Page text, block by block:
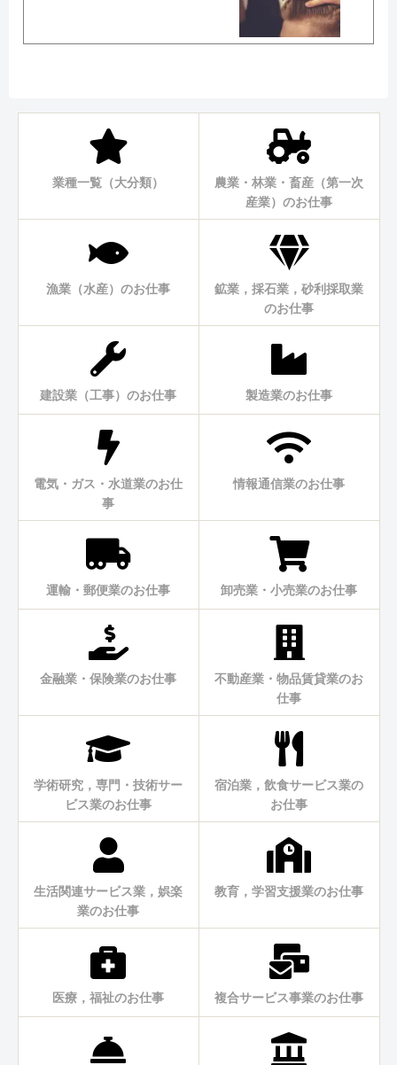
業種一覧（大分類）
農業・林業・畜産（第一次
産業）のお仕事
漁業（水産）のお仕事
鉱業，採石業，砂利採取業
のお仕事
建設業（工事）のお仕事 製造業のお仕事
電気・ガス・水道業のお仕
事
情報通信業のお仕事
運輸・郵便業のお仕事 卸売業・小売業のお仕事
金融業・保険業のお仕事
不動産業・物品賃貸業のお
仕事
学術研究，専門・技術サー
ビス業のお仕事
宿泊業，飲食サービス業の
お仕事
生活関連サービス業，娯楽
業のお仕事
教育，学習支援業のお仕事
医療，福祉のお仕事 複合サービス事業のお仕事